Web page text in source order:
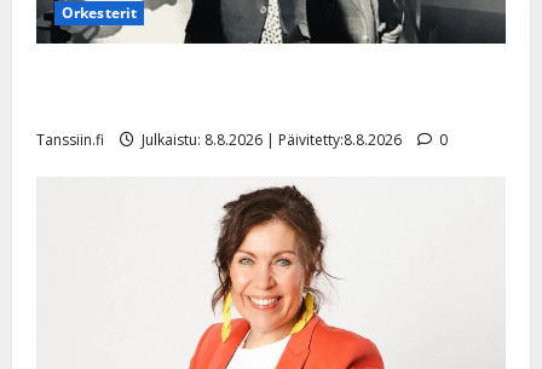
Orkesterit
Tanssiin.fi Julkaistu: 8.8.2026 | Päivitetty:8.8.2026 0